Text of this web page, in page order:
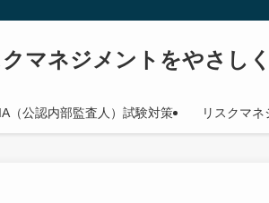
クマネジメントをやさし
（公認内部監査人）試験対策 リスクマネ